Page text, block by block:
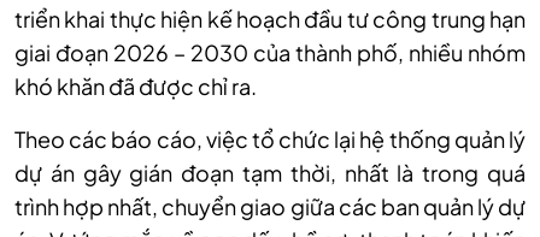
triển khai thực hiện kế hoạch đầu tư công trung hạn
giai đoạn 2026 – 2030 của thành phố, nhiều nhóm
khó khăn đã được chỉ ra.
Theo các báo cáo, việc tổ chức lại hệ thống quản lý
dự án gây gián đoạn tạm thời, nhất là trong quá
trình hợp nhất, chuyển giao giữa các ban quản lý dự